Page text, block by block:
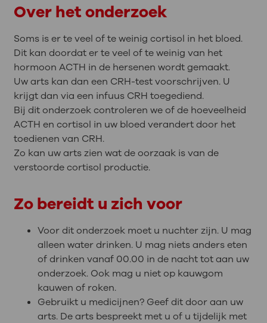
Over het onderzoek
Soms is er te veel of te weinig cortisol in het bloed.
Dit kan doordat er te veel of te weinig van het
hormoon ACTH in de hersenen wordt gemaakt.
Uw arts kan dan een CRH-test voorschrijven. U
krijgt dan via een infuus CRH toegediend.
Bij dit onderzoek controleren we of de hoeveelheid
ACTH en cortisol in uw bloed verandert door het
toedienen van CRH.
Zo kan uw arts zien wat de oorzaak is van de
verstoorde cortisol productie.
Zo bereidt u zich voor
Voor dit onderzoek moet u nuchter zijn. U mag
alleen water drinken. U mag niets anders eten
of drinken vanaf 00.00 in de nacht tot aan uw
onderzoek. Ook mag u niet op kauwgom
kauwen of roken.
Gebruikt u medicijnen? Geef dit door aan uw
arts. De arts bespreekt met u of u tijdelijk met